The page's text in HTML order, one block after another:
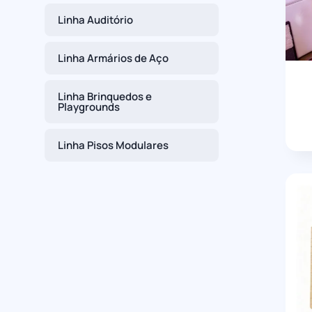
Linha Auditório
Linha Armários de Aço
Linha Brinquedos e
Playgrounds
Linha Pisos Modulares